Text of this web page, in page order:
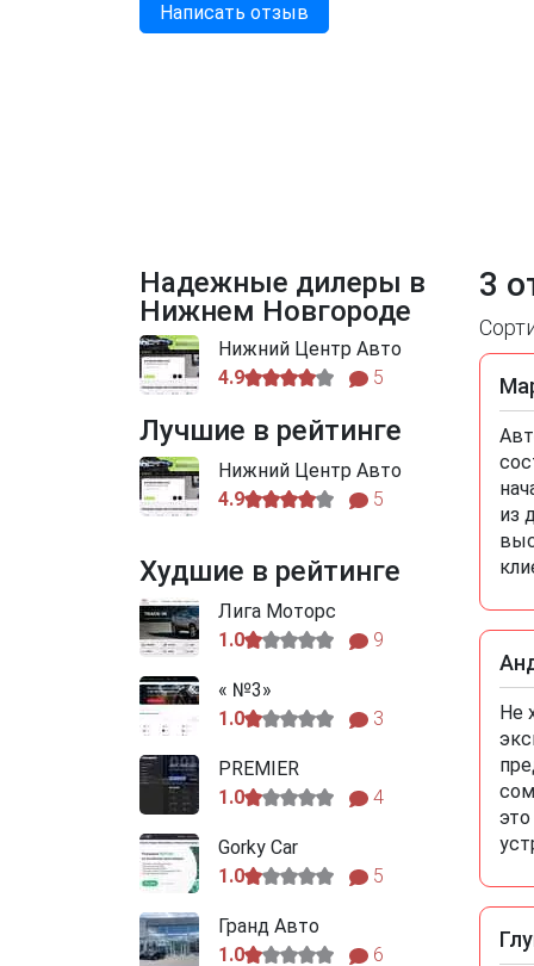
Написать отзыв
3
из
Не
Надежные дилеры в
Нижнем Новгороде
Нижний Центр Авто
4.9
5
Лучшие в рейтинге
Нижний Центр Авто
4.9
5
Худшие в рейтинге
Лига Моторс
1.0
9
« №3»
1.0
3
PREMIER
1.0
4
Gorky Car
1.0
5
Гранд Авто
1.0
6